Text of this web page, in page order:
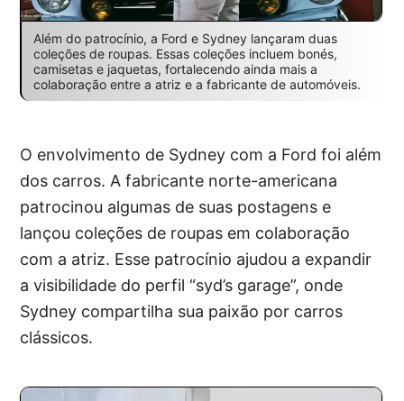
Além do patrocínio, a Ford e Sydney lançaram duas
coleções de roupas. Essas coleções incluem bonés,
camisetas e jaquetas, fortalecendo ainda mais a
colaboração entre a atriz e a fabricante de automóveis.
O envolvimento de Sydney com a Ford foi além
dos carros. A fabricante norte-americana
patrocinou algumas de suas postagens e
lançou coleções de roupas em colaboração
com a atriz. Esse patrocínio ajudou a expandir
a visibilidade do perfil “syd’s garage”, onde
Sydney compartilha sua paixão por carros
clássicos.